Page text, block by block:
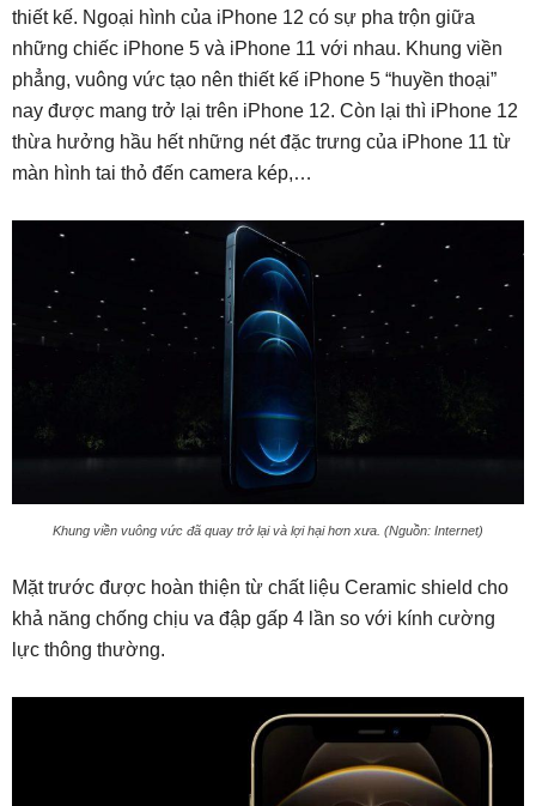
thiết kế. Ngoại hình của iPhone 12 có sự pha trộn giữa
những chiếc iPhone 5 và iPhone 11 với nhau. Khung viền
phẳng, vuông vức tạo nên thiết kế iPhone 5 “huyền thoại”
nay được mang trở lại trên iPhone 12. Còn lại thì iPhone 12
thừa hưởng hầu hết những nét đặc trưng của iPhone 11 từ
màn hình tai thỏ đến camera kép,…
Khung viền vuông vức đã quay trở lại và lợi hại hơn xưa. (Nguồn: Internet)
Mặt trước được hoàn thiện từ chất liệu Ceramic shield cho
khả năng chống chịu va đập gấp 4 lần so với kính cường
lực thông thường.